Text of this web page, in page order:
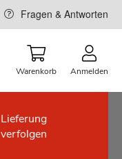
Fragen & Antworten
Warenkorb Anmelden
Lieferung
verfolgen